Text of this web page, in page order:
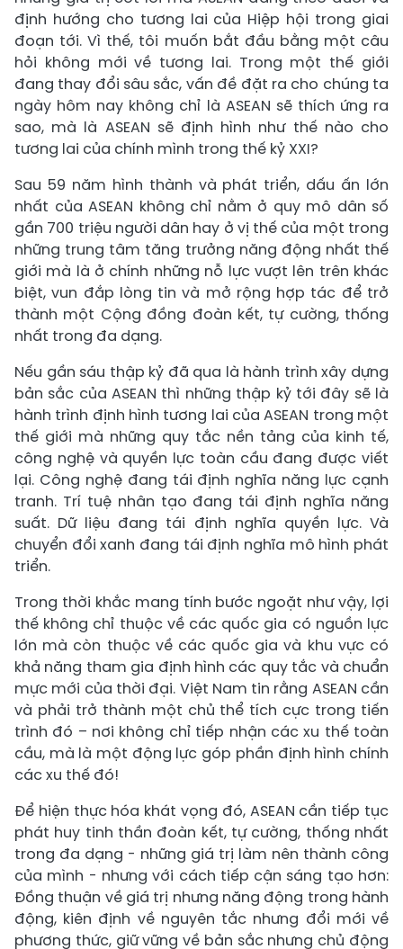
định hướng cho tương lai của Hiệp hội trong giai
đoạn tới. Vì thế, tôi muốn bắt đầu bằng một câu
hỏi không mới về tương lai. Trong một thế giới
đang thay đổi sâu sắc, vấn đề đặt ra cho chúng ta
ngày hôm nay không chỉ là ASEAN sẽ thích ứng ra
sao, mà là ASEAN sẽ định hình như thế nào cho
tương lai của chính mình trong thế kỷ XXI?
Sau 59 năm hình thành và phát triển, dấu ấn lớn
nhất của ASEAN không chỉ nằm ở quy mô dân số
gần 700 triệu người dân hay ở vị thế của một trong
những trung tâm tăng trưởng năng động nhất thế
giới mà là ở chính những nỗ lực vượt lên trên khác
biệt, vun đắp lòng tin và mở rộng hợp tác để trở
thành một Cộng đồng đoàn kết, tự cường, thống
nhất trong đa dạng.
Nếu gần sáu thập kỷ đã qua là hành trình xây dựng
bản sắc của ASEAN thì những thập kỷ tới đây sẽ là
hành trình định hình tương lai của ASEAN trong một
thế giới mà những quy tắc nền tảng của kinh tế,
công nghệ và quyền lực toàn cầu đang được viết
lại. Công nghệ đang tái định nghĩa năng lực cạnh
tranh. Trí tuệ nhân tạo đang tái định nghĩa năng
suất. Dữ liệu đang tái định nghĩa quyền lực. Và
chuyển đổi xanh đang tái định nghĩa mô hình phát
triển.
Trong thời khắc mang tính bước ngoặt như vậy, lợi
thế không chỉ thuộc về các quốc gia có nguồn lực
lớn mà còn thuộc về các quốc gia và khu vực có
khả năng tham gia định hình các quy tắc và chuẩn
mực mới của thời đại. Việt Nam tin rằng ASEAN cần
và phải trở thành một chủ thể tích cực trong tiến
trình đó – nơi không chỉ tiếp nhận các xu thế toàn
cầu, mà là một động lực góp phần định hình chính
các xu thế đó!
Để hiện thực hóa khát vọng đó, ASEAN cần tiếp tục
phát huy tinh thần đoàn kết, tự cường, thống nhất
trong đa dạng - những giá trị làm nên thành công
của mình - nhưng với cách tiếp cận sáng tạo hơn:
Đồng thuận về giá trị nhưng năng động trong hành
động, kiên định về nguyên tắc nhưng đổi mới về
phương thức, giữ vững về bản sắc nhưng chủ động